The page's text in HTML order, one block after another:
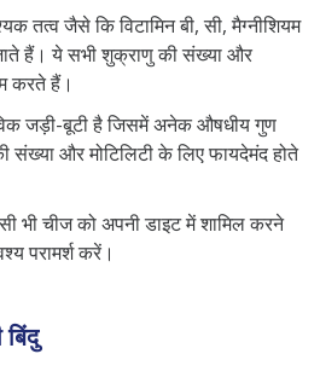
जैसे कि विटामिन बी, सी, मैग्नीशियम
हैं। ये सभी शुक्राणु की संख्या और
करते हैं।
जड़ी-बूटी है जिसमें अनेक औषधीय गुण
संख्या और मोटिलिटी के लिए फायदेमंद होते
भी चीज को अपनी डाइट में शामिल करने
परामर्श करें।